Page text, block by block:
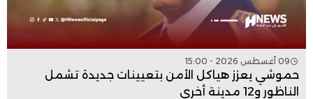
09 أغسطس 2026 - 15:00
حموشي يعزز هياكل الأمن بتعيينات جديدة تشمل
الناظور و12 مدينة أخرى